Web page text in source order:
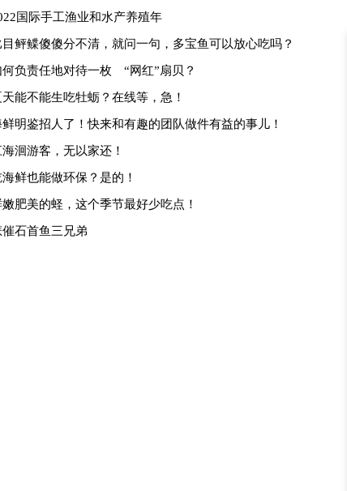
国际手工渔业和水产养殖年
鲆鲽傻傻分不清，就问一句，多宝鱼可以放心吃吗？
负责任地对待一枚 “网红”扇贝？
能不能生吃牡蛎？在线等，急！
明鉴招人了！快来和有趣的团队做件有益的事儿！
洄游客，无以家还！
鲜也能做环保？是的！
肥美的蛏，这个季节最好少吃点！
石首鱼三兄弟